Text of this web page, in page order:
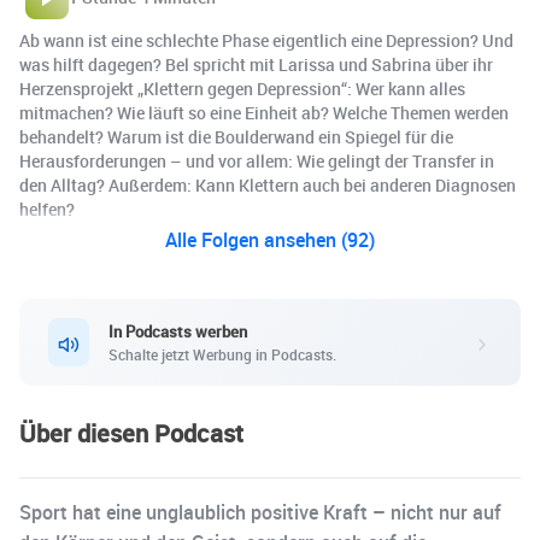
Ab wann ist eine schlechte Phase eigentlich eine Depression? Und
was hilft dagegen? Bel spricht mit Larissa und Sabrina über ihr
Herzensprojekt „Klettern gegen Depression“: Wer kann alles
mitmachen? Wie läuft so eine Einheit ab? Welche Themen werden
behandelt? Warum ist die Boulderwand ein Spiegel für die
Herausforderungen – und vor allem: Wie gelingt der Transfer in
den Alltag? Außerdem: Kann Klettern auch bei anderen Diagnosen
helfen?
Alle Folgen ansehen (92)
In Podcasts werben
Schalte jetzt Werbung in Podcasts.
Über diesen Podcast
Sport hat eine unglaublich positive Kraft – nicht nur auf